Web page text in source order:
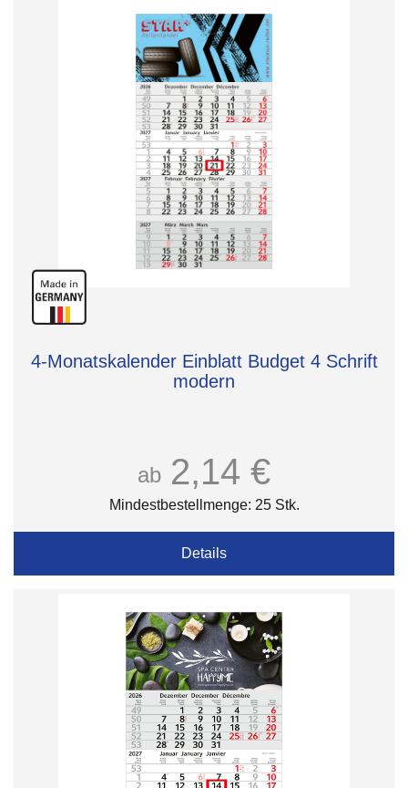
4-Monatskalender Einblatt Budget 4 Schrift
modern
ab 2,14 €
Mindestbestellmenge: 25 Stk.
Details